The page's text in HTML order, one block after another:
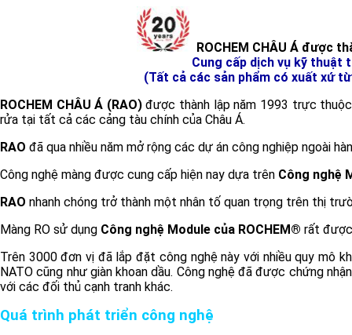
ROCHEM CHÂU Á được
Cung cấp dịch vụ kỹ thuật
(Tất cả các sản phẩm có xuất xứ
ROCHEM CHÂU Á (RAO)được thành lập năm 1993 trực
rửa tại tất cả các cảng tàu chính của Châu Á.
RAO đã qua nhiều năm mở rộng các dự án công nghiệp ngoài
Công nghệ màng được cung cấp hiện nay dựa trên Công nghệ
RAO nhanh chóng trở thành một nhân tố quan trọng trên thị
Màng RO sử dụng Công nghệ Module của ROCHEM® rất
Trên 3000 đơn vị đã lắp đặt công nghệ này với nhiều quy mô
NATO cũng như giàn khoan dầu. Công nghệ đã được chứng
với các đối thủ cạnh tranh khác.
Quá trình phát triển công nghệ